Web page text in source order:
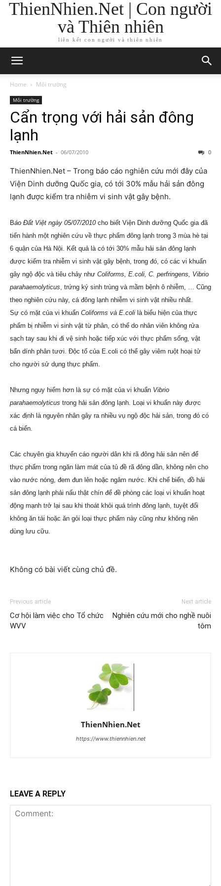
ThienNhien.Net | Con người
và Thiên nhiên
liên kết con người và thiên nhiên
Home Môi trường
Môi trường
Cẩn trọng với hải sản đông
lạnh
ThienNhien.Net - 06/07/2010 0
ThienNhien.Net – Trong báo cáo nghiên cứu mới đây của
Viện Dinh dưỡng Quốc gia, có tới 30% mẫu hải sản đông
lạnh được kiểm tra nhiễm vi sinh vật gây bệnh.
Báo Đất Việt ngày 05/07/2010 cho biết Viện Dinh dưỡng Quốc gia đã
tiến hành một nghiên cứu về thực phẩm đông lạnh trong 3 mùa hè tại
6 quận của Hà Nội. Kết quả là có tới 30% mẫu hải sản đông lạnh
được kiểm tra nhiễm vi sinh vật gây bệnh, trong đó, có các vi khuẩn
gây ngộ độc và tiêu chảy như Coliforms, E.coli, C. perfringens, Vibrio
parahaemolyticus, trứng ký sinh trùng và mầm bệnh ô nhiễm, … Cũng
theo nghiên cứu này, cá đông lạnh nhiễm vi sinh vật nhiều nhất.
Sự có mặt của vi khuẩn Coliforms và E.coli là biểu hiện của thực
phẩm bị nhiễm vi sinh vật từ phân, có thể do nhân viên không rửa
sạch tay sau khi đi vệ sinh hoặc tiếp xúc với thực phẩm sống, vật
bẩn dính phân tươi. Độc tố của E.coli có thể gây viêm ruột hoại tử
cho người sử dụng thực phẩm.
Nhưng nguy hiểm hơn là sự có mặt của vi khuẩn Vibrio
parahaemolyticus trong hải sản đông lạnh. Loại vi khuẩn này được
xác định là nguyên nhân gây ra nhiều vụ ngộ độc hải sản, trong đó có
cá biển.
Các chuyên gia khuyến cáo người dân khi rã đông hải sản nên để
thực phẩm trong ngăn làm mát của tủ đề rã đông dần, không nên cho
vào nước nóng, đem đun lên hoặc ngâm nước. Khi chế biến, đồ hải
sản đông lạnh phải nấu thật chín để đề phòng các loại vi khuẩn hoạt
động mạnh trở lại sau khi thoát khỏi quá trình đông lạnh, tuyệt đối
không ăn tái hoặc ăn gỏi loại thực phẩm này cũng như không nên
dùng lưu cữu.
Không có bài viết cùng chủ đề.
Previous article
Cơ hội làm việc cho Tổ chức
WVV
Next article
Nghiên cứu mới cho nghề nuôi
tôm
ThienNhien.Net
https://www.thiennhien.net
LEAVE A REPLY